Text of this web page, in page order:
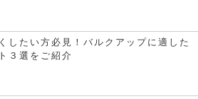
したい方必見！バルクアップに適した
３選をご紹介